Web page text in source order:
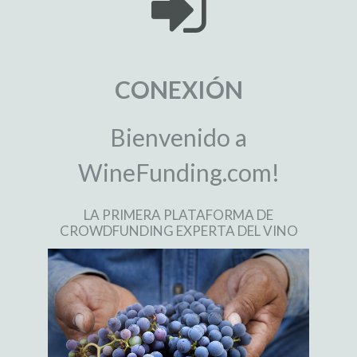
CONEXIÓN
Bienvenido a
WineFunding.com!
LA PRIMERA PLATAFORMA DE
CROWDFUNDING EXPERTA DEL VINO